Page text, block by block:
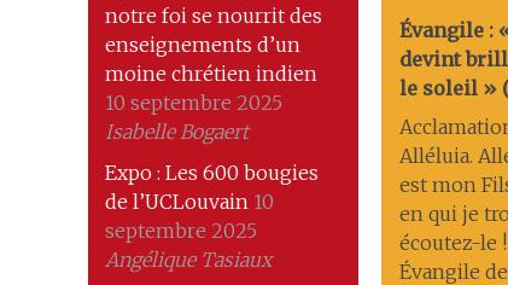
notre foi se nourrit des
enseignements d’un
moine chrétien indien
10 septembre 2025
Isabelle Bogaert
Expo : Les 600 bougies
de l’UCLouvain 10
septembre 2025
Angélique Tasiaux
Évangile :
devint
le soleil »
Alléluia.
est mon
en qui je
écoutez-le
Évangile